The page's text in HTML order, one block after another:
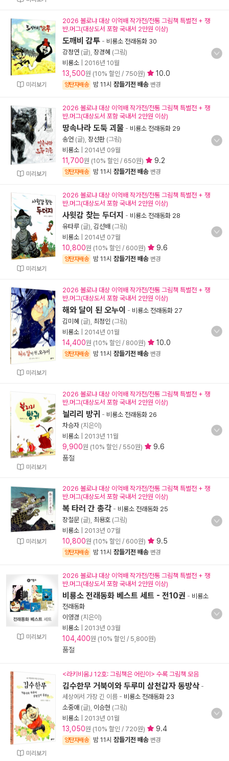
미리보기
2026 볼로냐 대상 이억배 작가전/전통 그림책 특별전 + 쟁
반.머그(대상도서 포함 국내서 2만원 이상)
도깨비 감투 - 비룡소 전래동화 30
강정연 (글), 장경혜 (그림)
비룡소
2016년 10월
13,500원 (10% 할인 / 750원) 10.0
양탄자배송 밤 11시 잠들기전 배송 변경
미리보기
2026 볼로냐 대상 이억배 작가전/전통 그림책 특별전 + 쟁
반.머그(대상도서 포함 국내서 2만원 이상)
땅속나라 도둑 괴물 - 비룡소 전래동화 29
송언 (글), 장선환 (그림)
비룡소
2014년 09월
11,700원 (10% 할인 / 650원) 9.2
양탄자배송 밤 11시 잠들기전 배송 변경
미리보기
2026 볼로냐 대상 이억배 작가전/전통 그림책 특별전 + 쟁
반.머그(대상도서 포함 국내서 2만원 이상)
사윗감 찾는 두더지 - 비룡소 전래동화 28
유타루 (글), 김선배 (그림)
비룡소
2014년 07월
10,800원 (10% 할인 / 600원) 9.6
양탄자배송 밤 11시 잠들기전 배송 변경
미리보기
2026 볼로냐 대상 이억배 작가전/전통 그림책 특별전 + 쟁
반.머그(대상도서 포함 국내서 2만원 이상)
해와 달이 된 오누이 - 비룡소 전래동화 27
김미혜 (글), 최정인 (그림)
비룡소
2014년 01월
14,400원 (10% 할인 / 800원) 10.0
양탄자배송 밤 11시 잠들기전 배송 변경
미리보기
2026 볼로냐 대상 이억배 작가전/전통 그림책 특별전 + 쟁
반.머그(대상도서 포함 국내서 2만원 이상)
늴리리 방귀 - 비룡소 전래동화 26
차승자 (지은이)
비룡소
2013년 11월
9,900원 (10% 할인 / 550원)
9.6
품절
미리보기
2026 볼로냐 대상 이억배 작가전/전통 그림책 특별전 + 쟁
반.머그(대상도서 포함 국내서 2만원 이상)
복 타러 간 총각 - 비룡소 전래동화 25
장철문 (글), 최용호 (그림)
비룡소
2013년 07월
10,800원 (10% 할인 / 600원) 9.5
양탄자배송 밤 11시 잠들기전 배송 변경
미리보기
2026 볼로냐 대상 이억배 작가전/전통 그림책 특별전 + 쟁
반.머그(대상도서 포함 국내서 2만원 이상)
비룡소 전래동화 베스트 세트 - 전10권 - 비룡소
전래동화
이영경 (지은이)
비룡소
2013년 03월
104,400원 (10% 할인 / 5,800원)
품절
미리보기
<라키비움J 12호: 그림책은 어린이> 수록 그림책 모음
김수한무 거북이와 두루미 삼천갑자 동방삭 -
세상에서 가장 긴 이름 - 비룡소 전래동화 23
소중애 (글), 이승현 (그림)
비룡소
2013년 01월
13,050원 (10% 할인 / 720원) 9.4
양탄자배송 밤 11시 잠들기전 배송 변경